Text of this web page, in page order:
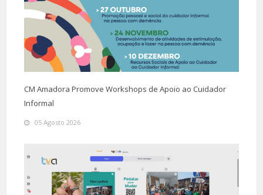
CM Amadora Promove Workshops de Apoio ao Cuidador
Informal
05 Agosto 2026